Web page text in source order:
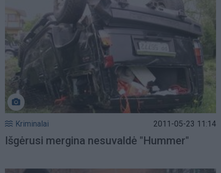
Kriminalai 2011-05-23 11:14
Išgėrusi mergina nesuvaldė "Hummer"